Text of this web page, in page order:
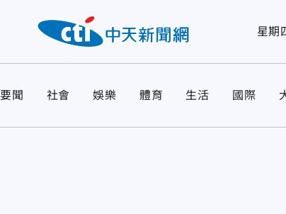
星期
要聞 社會 娛樂 體育 生活 國際